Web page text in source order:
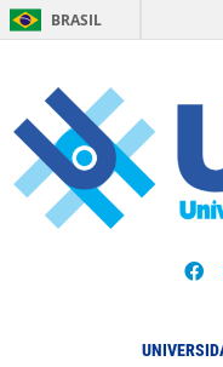
BRASIL